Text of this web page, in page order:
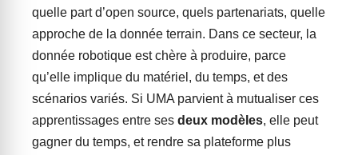
quelle part d’open source, quels partenariats, quelle
approche de la donnée terrain. Dans ce secteur, la
donnée robotique est chère à produire, parce
qu’elle implique du matériel, du temps, et des
scénarios variés. Si UMA parvient à mutualiser ces
apprentissages entre ses deux modèles, elle peut
gagner du temps, et rendre sa plateforme plus